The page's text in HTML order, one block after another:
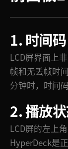
1. 时间码
LCD屏界面上
帧和无丢帧时
分钟时，时间
2. 播放
LCD屏的左上
HyperDeck是